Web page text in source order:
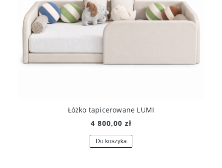
Łóżko tapicerowane LUMI
4 800,00 zł
Do koszyka